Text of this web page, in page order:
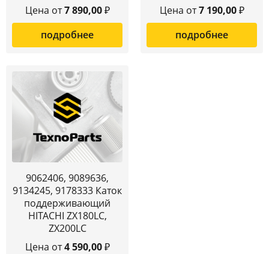
Цена от7 890,00₽
подробнее
Цена от7 190,00₽
подробнее
9062406, 9089636,
9134245, 9178333 Каток
поддерживающий
HITACHI ZX180LC,
ZX200LC
Цена от4 590,00₽